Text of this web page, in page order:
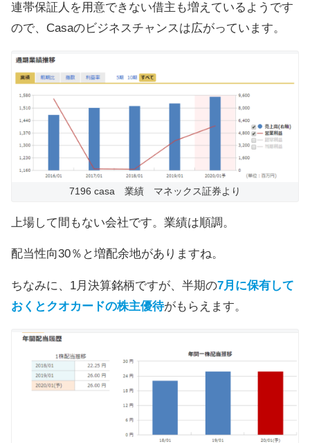
連帯保証人を用意できない借主も増えているようです
ので、Casaのビジネスチャンスは広がっています。
7196 casa 業績 マネックス証券より
上場して間もない会社です。業績は順調。
配当性向30％と増配余地がありますね。
ちなみに、1月決算銘柄ですが、半期の7月に保有して
おくとクオカードの株主優待がもらえます。